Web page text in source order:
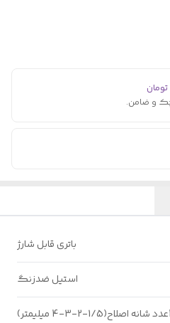
تومان
باتری قابل شارژ
استیل ضدزنگ
4عدد شانه اصلاح(1/5-2-3-4 میلیمتر)